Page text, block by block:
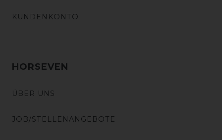
KUNDENKONTO
HORSEVEN
ÜBER UNS
JOB/STELLENANGEBOTE